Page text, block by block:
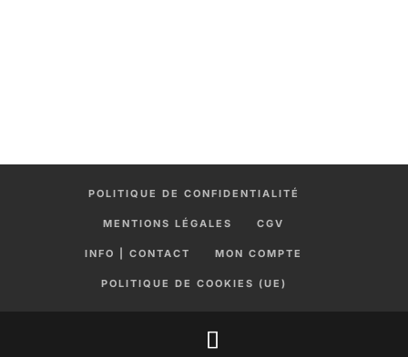
POLITIQUE DE CONFIDENTIALITÉ
MENTIONS LÉGALES CGV
INFO | CONTACT MON COMPTE
POLITIQUE DE COOKIES (UE)